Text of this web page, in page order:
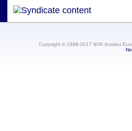
Copyright © 1998-2017 IERI (Institut